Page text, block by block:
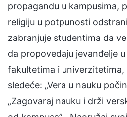
propagandu u kampusima,
religiju u potpunosti
zabranjuje studentima da
da propovedaju jevanđelje
fakultetima i univerzitetima,
sledeće: „Vera u nauku
„Zagovaraj nauku i drži